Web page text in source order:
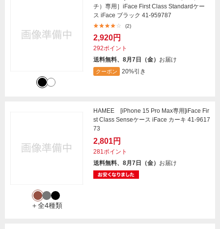
チ）専用］iFace First Class Standardケー
ス iFace ブラック 41-959787
(2)
2,920円
292ポイント
送料無料、8月7日（金） お届け
クーポン 20%引き
＋全4種類
HAMEE [iPhone 15 Pro Max専用]iFace Fir
st Class Senseケース iFace カーキ 41-9617
73
2,801円
281ポイント
送料無料、8月7日（金） お届け